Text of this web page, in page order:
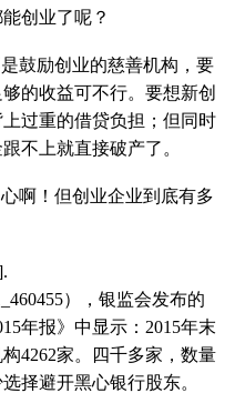
创业了呢？
鼓励创业的慈善机构，要
的收益可不行。要想新创
过重的借贷负担；但同时
不上就直接破产了。
啊！但创业企业到底有多
），银监会发布的
年报》中显示：2015年末
4262家。四千多家，数量
择避开黑心银行股东。